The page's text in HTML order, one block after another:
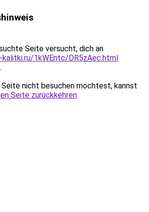
Seite versucht, dich an
1kWEntc/DR5zAec.html
Seite nicht besuchen möchtest, kannst
Seite zurückkehren.